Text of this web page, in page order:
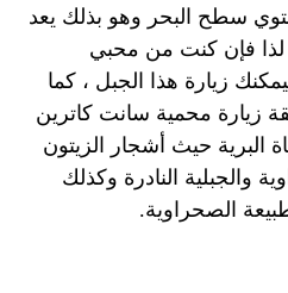
فوق مستوي سطح البحر وهو بذلك يعد
لذا فإن كنت من محبي
زيارة هذا الجبل ، كما
زيارة محمية سانت كاترين
البرية حيث أشجار الزيتون
والجبلية النادرة وكذلك
الصحراوية.